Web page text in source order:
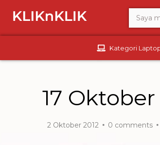
Kategori
17
2 Oktober 2012 0 comments